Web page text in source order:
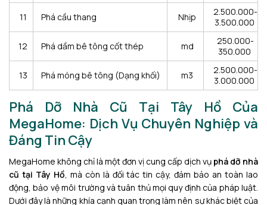
11 Phá cầu thang Nhịp
2.500.000-
3.500.000
12 Phá dầm bê tông cốt thép md
250.000-
350.000
13 Phá móng bê tông (Dạng khối) m3
2.500.000-
3.000.000
Phá Dỡ Nhà Cũ Tại Tây Hồ Của
MegaHome: Dịch Vụ Chuyên Nghiệp và
Đáng Tin Cậy
MegaHome không chỉ là một đơn vị cung cấp dịch vụ phá dỡ nhà
cũ tại Tây Hồ, mà còn là đối tác tin cậy, đảm bảo an toàn lao
động, bảo vệ môi trường và tuân thủ mọi quy định của pháp luật.
Dưới đây là những khía cạnh quan trọng làm nên sự khác biệt của